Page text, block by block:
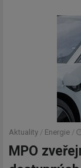
Aktuality / Energie /
MPO